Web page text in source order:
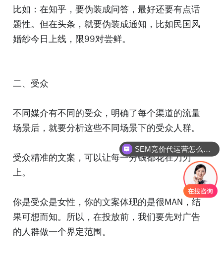
比如：在知乎，要伪装成问答，最好还要有点话
题性。但在头条，就要伪装成通知，比如民国风
婚纱今日上线，限99对尝鲜。
二、受众
不同媒介有不同的受众，明确了每个渠道的流量
场景后，就要分析这些不同场景下的受众人群。
受众精准的文案，可以让每一分钱都花在刀刃
上。
你是受众是女性，你的文案体现的是很MAN，结
果可想而知。所以，在投放前，我们要先对广告
的人群做一个界定范围。
小红书代运营是怎么做的？